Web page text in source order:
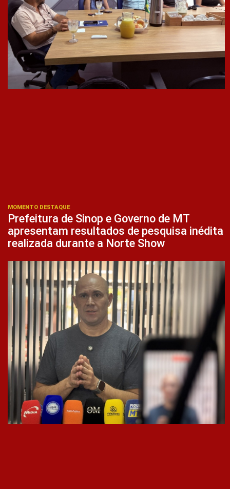
MOMENTO DESTAQUE
Prefeitura de Sinop e Governo de MT
apresentam resultados de pesquisa inédita
realizada durante a Norte Show